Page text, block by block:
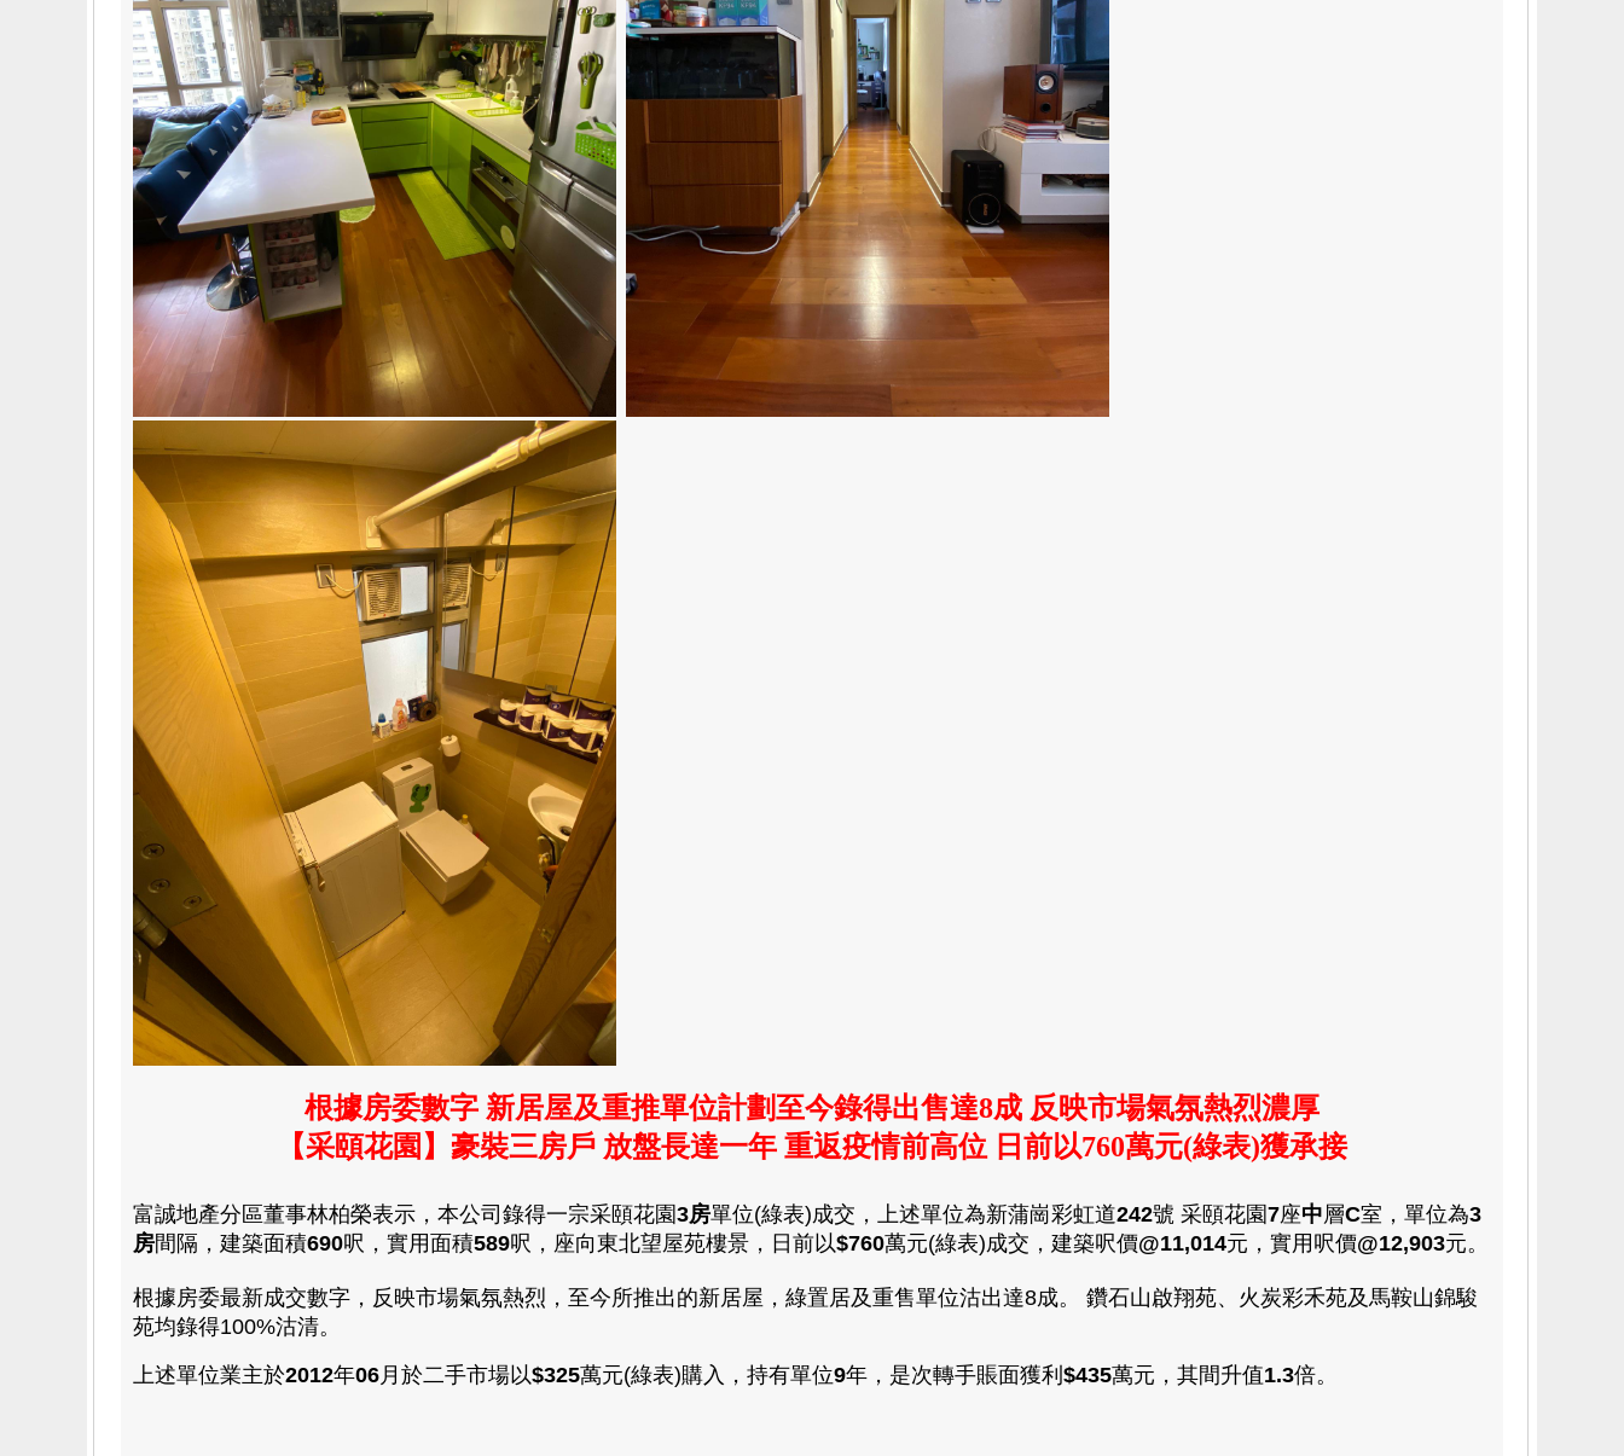
根據房委數字 新居屋及重推單位計劃至今錄得出售達8成 反映市場氣氛熱烈濃厚
【采頤花園】豪裝三房戶 放盤長達一年 重返疫情前高位 日前以760萬元(綠表)獲承接
富誠地產分區董事林柏榮表示，本公司錄得一宗采頤花園3房單位(綠表)成交，上述單位為新蒲崗彩虹道242號 采頤花園7座中層C室，單位為3
房間隔 ， 建築面積690呎，實用面積589呎，座向東北望屋苑樓景，日前以$760萬元(綠表)成交，建築呎價@11,014元，實用呎價@12,903元。
根據房委最新成交數字，反映市場氣氛熱烈，至今所推出的新居屋，綠置居及重售單位沽出達8成。 鑽石山啟翔苑、火炭彩禾苑及馬鞍山錦駿
苑均錄得100%沽清。
上述單位業主於2012年06 月於二手市場以$325萬元(綠表)購入，持有單位9年，是次轉手賬面獲利 $435萬元，其間升值1.3倍。